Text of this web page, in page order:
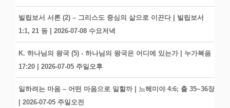
빌립보서 서론 (2) – 그리스도 중심의 삶으로 이끈다 | 빌립보서
1:1, 21 등 | 2026-07-08 수요저녁
K. 하나님의 왕국 (5) - 하나님의 왕국은 어디에 있는가 | 누가복음
17:20 | 2026-07-05 주일오후
일하려는 마음 – 어떤 마음으로 일할까 | 느헤미야 4:6; 출 35~36장
| 2026-07-05 주일오전